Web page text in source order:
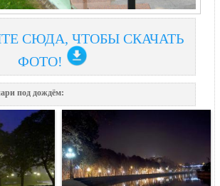
СЮДА, ЧТОБЫ СКАЧАТЬ
ФОТО!
под дождём: